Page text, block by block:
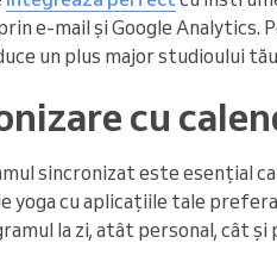
e-mail și Google Analytics.
un plus major studioului tău
cu
sincronizat este esențial
yoga cu aplicațiile tale
la zi, atât personal, cât